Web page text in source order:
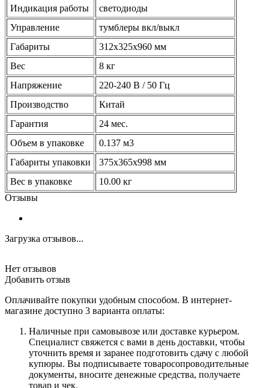
Индикация работы
светодиоды
Управление
тумблеры вкл/выкл
Габариты
312x325x960 мм
Вес
8 кг
Напряжение
220-240 В / 50 Гц
Производство
Китай
Гарантия
24 мес.
Объем в упаковке
0.137 м3
Габариты упаковки
375х365х998 мм
Вес в упаковке
10.00 кг
Отзывы
Загрузка отзывов...
Нет отзывов
Добавить отзыв
Оплачивайте покупки удобным способом. В интернет-
магазине доступно 3 варианта оплаты:
Наличные при самовывозе или доставке курьером.
Специалист свяжется с вами в день доставки, чтобы
уточнить время и заранее подготовить сдачу с любой
купюры. Вы подписываете товаросопроводительные
документы, вносите денежные средства, получаете
товар и чек.